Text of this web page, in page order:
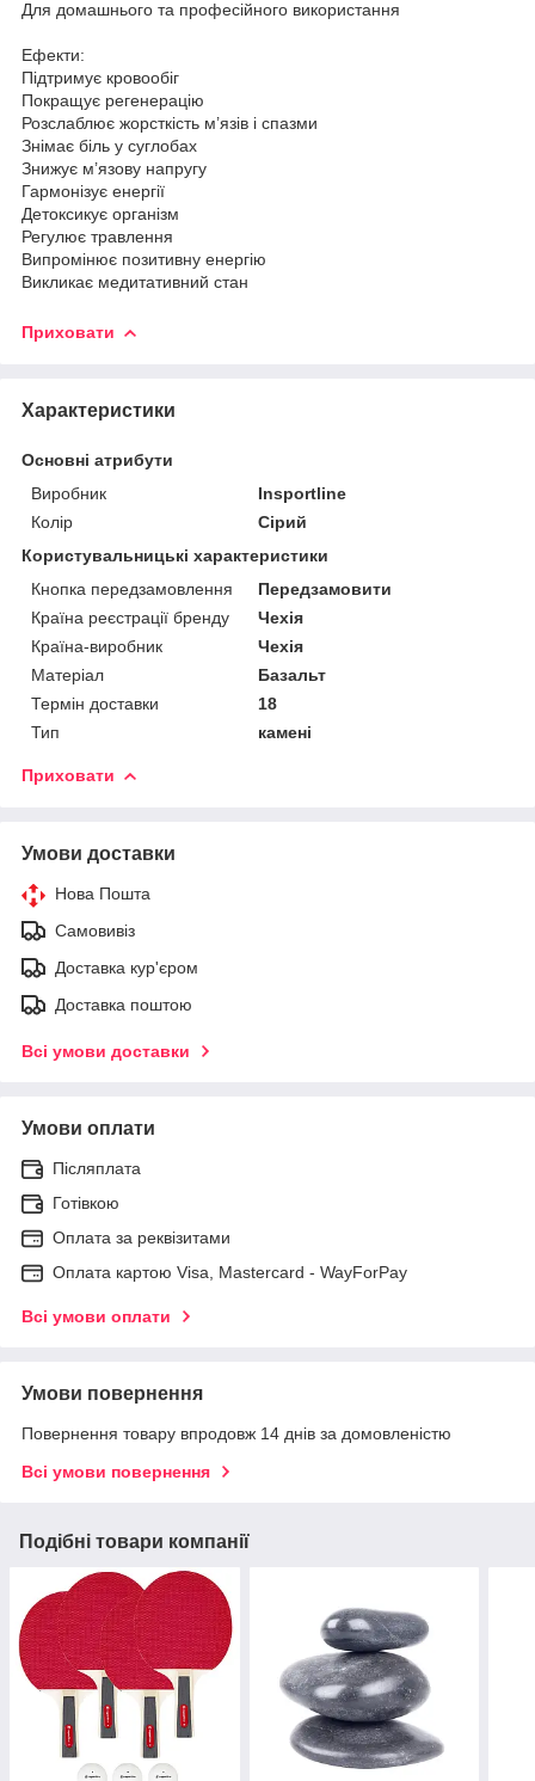
Для домашнього та професійного використання
Ефекти:
Підтримує кровообіг
Покращує регенерацію
Розслаблює жорсткість м’язів і спазми
Знімає біль у суглобах
Знижує м’язову напругу
Гармонізує енергії
Детоксикує організм
Регулює травлення
Випромінює позитивну енергію
Викликає медитативний стан
Приховати
Характеристики
Основні атрибути
Виробник
Insportline
Колір
Сірий
Користувальницькі характеристики
Кнопка передзамовлення
Передзамовити
Країна реєстрації бренду
Чехія
Країна-виробник
Чехія
Матеріал
Базальт
Термін доставки
18
Тип
камені
Приховати
Умови доставки
Нова Пошта
Самовивіз
Доставка кур'єром
Доставка поштою
Всі умови доставки
Умови оплати
Післяплата
Готівкою
Оплата за реквізитами
Оплата картою Visa, Mastercard - WayForPay
Всі умови оплати
Умови повернення
Повернення товару впродовж 14 днів за домовленістю
Всі умови повернення
Подібні товари компанії